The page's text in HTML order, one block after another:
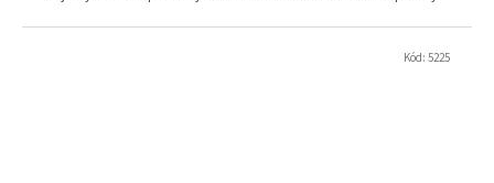
Kód: 5225